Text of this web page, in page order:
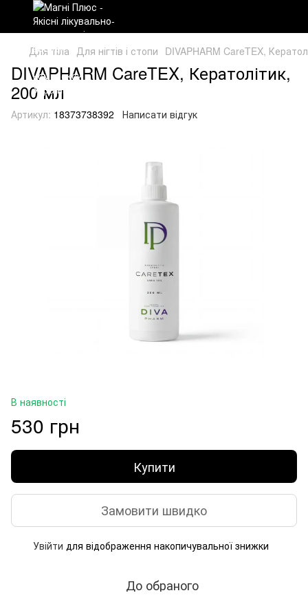
Для тіла Для нігтів і стопи DIVAPHARM CareTEX,
DIVAPHARM CareTEX, Кератолітик,
200 мл
Артикул: 18373738392 Написати відгук
В наявності
530 грн
Купити
Замовити швидко
Увійти для відображення накопичувальної знижки
До обраного